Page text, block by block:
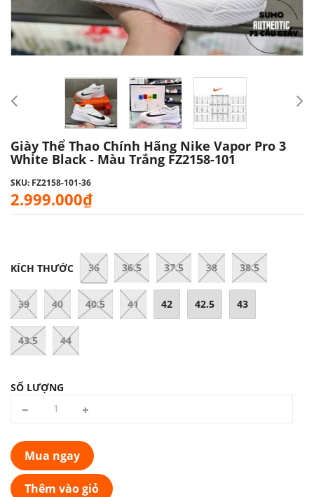
Giày Thể Thao Chính Hãng Nike Vapor Pro 3
White Black - Màu Trắng FZ2158-101
SKU: FZ2158-101-36
2.999.000₫
KÍCH THƯỚC 36 36.5 37.5 38 38.5
39 40 40.5 41 42 42.5 43
43.5 44
SỐ LƯỢNG
Mua ngay
Thêm vào giỏ